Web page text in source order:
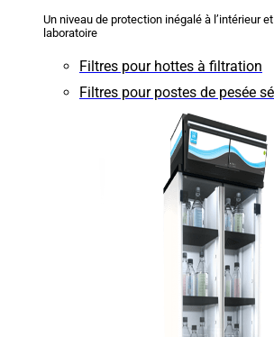
Un niveau de protection inégalé à l’intérieur
laboratoire
Filtres pour hottes à filtration
Filtres pour postes de pesée